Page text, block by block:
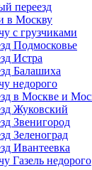
переезд
в Москву
с грузчиками
Подмосковье
Истра
Балашиха
недорого
в Москве и
Жуковский
Звенигород
Зеленоград
Ивантеевка
Газель недорого